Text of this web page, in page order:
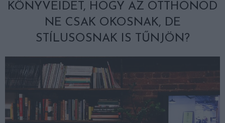
KÖNYVEIDET, HOGY AZ OTTHONOD
NE CSAK OKOSNAK, DE
STÍLUSOSNAK IS TŰNJÖN?